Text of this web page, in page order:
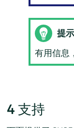
提
有用信息
4 支持